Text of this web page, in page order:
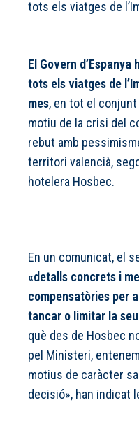
tots els viatges de
El Govern
tots els viatges de
mes, en tot el
motiu de la crisi del
rebut amb
territori valencià,
hotelera Hosbec.
En un comunicat, el
«detalls concrets i
compensatòries per
tancar o limitar la
què des de Hosbec
pel Ministeri,
motius de caràcter
decisió», han indicat